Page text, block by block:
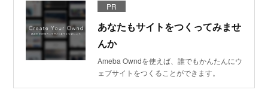
PR
あなたもサイトをつくってみませ
んか
Ameba Owndを使えば、誰でもかんたんにウ
ェブサイトをつくることができます。